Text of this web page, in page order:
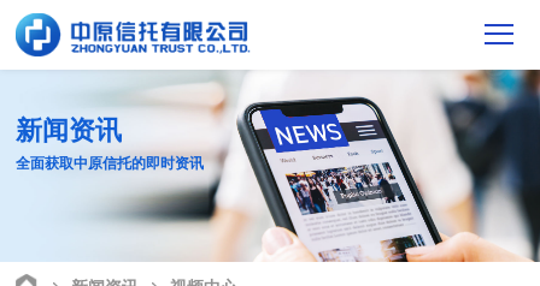
新闻资讯
全面获取中原信托的即时资讯